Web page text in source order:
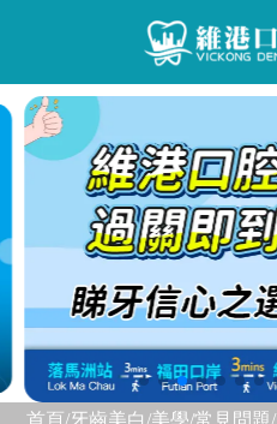
首頁/牙齒美白/美學/常見問題/